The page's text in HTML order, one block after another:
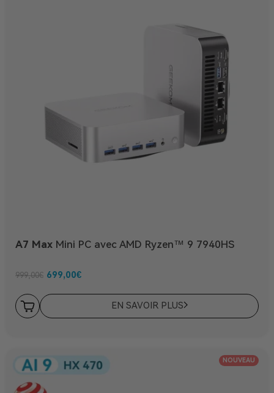
A7 Max Mini PC avec AMD Ryzen™ 9 7940HS
999,00€ 699,00€
EN SAVOIR PLUS
NOUVEAU